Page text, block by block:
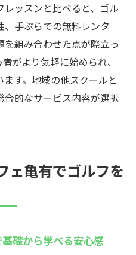
ールの独自サービスを
ゴルフスクール特典を
なインドアゴルフスク
ドアゴルフの魅力
ッスンと比べると、ゴル
手ぶらでの無料レンタ
組み合わせた点が際立っ
がより気軽に始められ、
す。地域の他スクールと
的なサービス内容が選択
ェ亀有でゴルフを
礎から学べる安心感